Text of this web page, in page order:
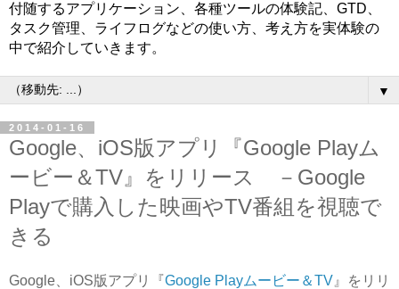
付随するアプリケーション、各種ツールの体験記、GTD、
タスク管理、ライフログなどの使い方、考え方を実体験の
中で紹介していきます。
▼
2014-01-16
Google、iOS版アプリ『Google Playム
ービー＆TV』をリリース －Google
Playで購入した映画やTV番組を視聴で
きる
Google、iOS版アプリ『Google Playムービー＆TV 』をリリ